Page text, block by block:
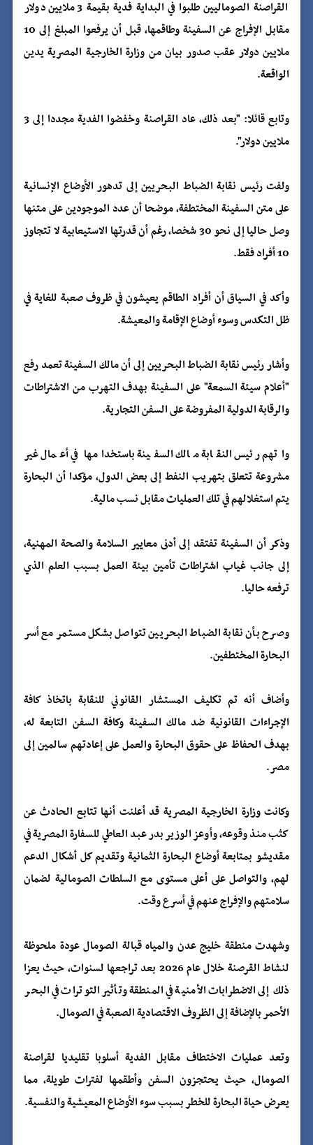
القراصنة الصوماليين طلبوا في البداية فدية بقيمة 3 ملايين دولار
مقابل الإفراج عن السفينة وطاقمها، قبل أن يرفعوا المبلغ إلى 10
ملايين دولار عقب صدور بيان من وزارة الخارجية المصرية يدين
الواقعة.
وتابع قائلا: "بعد ذلك، عاد القراصنة وخفضوا الفدية مجددا إلى 3
ملايين دولار".
ولفت رئيس نقابة الضباط البحريين إلى تدهور الأوضاع الإنسانية
على متن السفينة المختطفة، موضحا أن عدد الموجودين على متنها
وصل حاليا إلى نحو 30 شخصا، رغم أن قدرتها الاستيعابية لا تتجاوز
10 أفراد فقط.
وأكد في السياق أن أفراد الطاقم يعيشون في ظروف صعبة للغاية في
ظل التكدس وسوء أوضاع الإقامة والمعيشة.
وأشار رئيس نقابة الضباط البحريين إلى أن مالك السفينة تعمد رفع
"أعلام سيئة السمعة" على السفينة بهدف التهرب من الاشتراطات
والرقابة الدولية المفروضة على السفن التجارية.
واتهم رئيس النقابة مالك السفينة باستخدامها في أعمال غير
مشروعة تتعلق بتهريب النفط إلى بعض الدول، مؤكدا أن البحارة
يتم استغلالهم في تلك العمليات مقابل نسب مالية.
وذكر أن السفينة تفتقد إلى أدنى معايير السلامة والصحة المهنية،
إلى جانب غياب اشتراطات تأمين بيئة العمل بسبب العلم الذي
ترفعه حاليا.
وصرح بأن نقابة الضباط البحريين تتواصل بشكل مستمر مع أسر
البحارة المختطفين.
وأضاف أنه تم تكليف المستشار القانوني للنقابة باتخاذ كافة
الإجراءات القانونية ضد مالك السفينة وكافة السفن التابعة له،
بهدف الحفاظ على حقوق البحارة والعمل على إعادتهم سالمين إلى
مصر.
وكانت وزارة الخارجية المصرية قد أعلنت أنها تتابع الحادث عن
كثب منذ وقوعه، وأوعز الوزير بدر عبد العاطي للسفارة المصرية في
مقديشو بمتابعة أوضاع البحارة الثمانية وتقديم كل أشكال الدعم
لهم، والتواصل على أعلى مستوى مع السلطات الصومالية لضمان
سلامتهم والإفراج عنهم في أسرع وقت.
وشهدت منطقة خليج عدن والمياه قبالة الصومال عودة ملحوظة
لنشاط القرصنة خلال عام 2026 بعد تراجعها لسنوات، حيث يعزا
ذلك إلى الاضطرابات الأمنية في المنطقة وتأثير التوترات في البحر
الأحمر بالإضافة إلى الظروف الاقتصادية الصعبة في الصومال.
وتعد عمليات الاختطاف مقابل الفدية أسلوبا تقليديا لقراصنة
الصومال، حيث يحتجزون السفن وأطقمها لفترات طويلة، مما
يعرض حياة البحارة للخطر بسبب سوء الأوضاع المعيشية والنفسية.